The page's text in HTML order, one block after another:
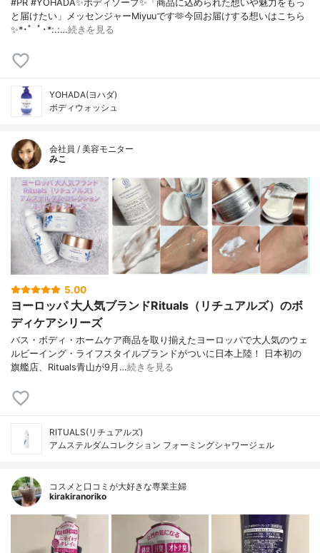
#PR #YOHADA✨ボディソープ✨「商品に込められた想いや魅力をもっ
と届けたい」メッセンジャーMiyuuです🫶今回お届けする想いはこちら
✨*･゜ﾟ･*:.:…続きを見る
YOHADA(ヨハダ)
ボディウォッシュ
会社員 / 美容モニター
みこ
5.00
ヨーロッパ 大人気ブランドRituals（リチュアルズ）のボ
ディケアシリーズ
バス・ボディ・ホームケア商品を取り揃えたヨーロッパで大人気のウェ
ルビーイング・ライフスタイルブランドがついに日本上陸！ 日本初の
旗艦店、Rituals青山が9月…続きを見る
RITUALS(リチュアルズ)
アムステルダムコレクション フォーミングシャワージェル
コスメと口コミが大好きな専業主婦
kirakiranoriko